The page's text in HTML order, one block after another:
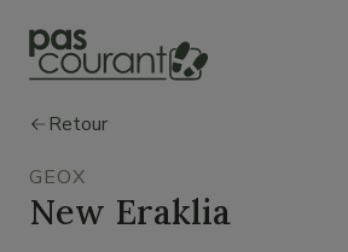
Retour
GEOX
New Eraklia